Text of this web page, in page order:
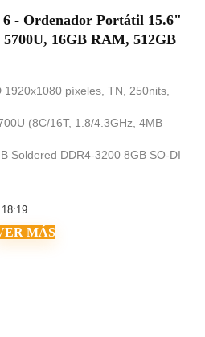
6 - Ordenador Portátil 15.6"
16GB RAM, 512GB
píxeles, TN, 250nits,
(8C/16T, 1.8/4.3GHz, 4MB
Soldered DDR4-3200 8GB SO-DI
MÁS